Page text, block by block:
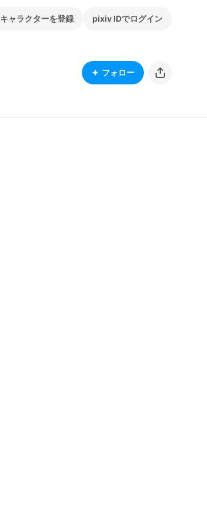
キャラクターを登録 pixiv IDでログイン
フォロー